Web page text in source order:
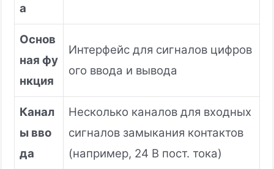
а
Основ
ная фу
нкция
Интерфейс для сигналов цифров
ого ввода и вывода
Канал
ы вво
да
Несколько каналов для входных
сигналов замыкания контактов
(например, 24 В пост. тока)